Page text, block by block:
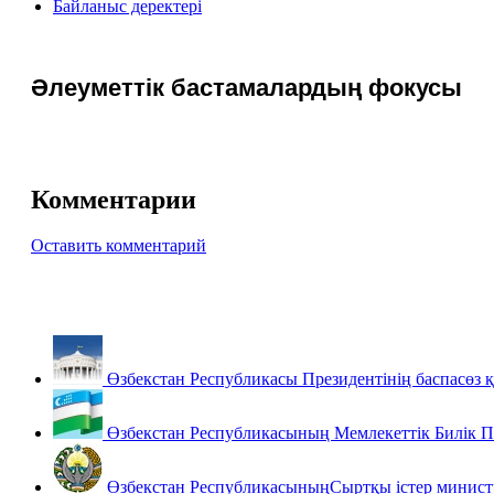
Байланыс деректері
Әлеуметтік бастамалардың фокусы
Комментарии
Оставить комментарий
Өзбекстан Республикасы Президентінің баспасөз
Өзбекстан Республикасының Мемлекеттік Билік
Өзбекстан РеспубликасыныңСыртқы істер